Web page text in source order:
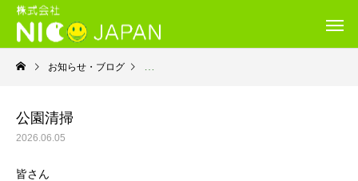
お知らせ・ブログ 就労移行支援・ニコサービス城東センター
公園清掃
2026.06.05
皆さん